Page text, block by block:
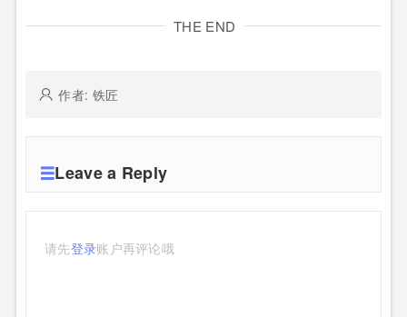
THE END
作者: 铁匠
Leave a Reply
请先登录账户再评论哦